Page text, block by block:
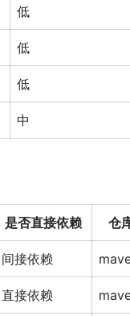
低
低
低
中
是否直接依赖 仓
间接依赖
直接依赖